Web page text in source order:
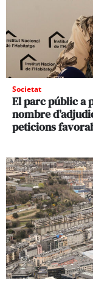
Societat
El parc públic a
nombre
peticions